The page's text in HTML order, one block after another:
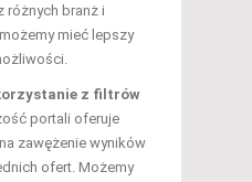
różnych branż i
mieć lepszy
z filtrów
portali oferuje
zawężenie wyników
ofert. Możemy